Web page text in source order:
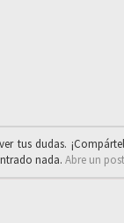
tus dudas.
nada. Abre un